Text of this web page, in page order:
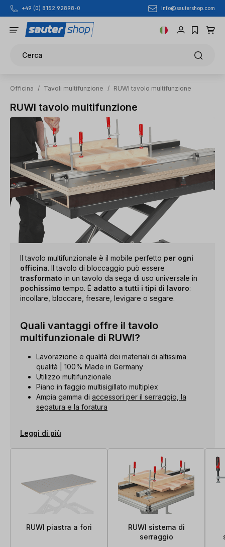
Passa al contenuto principale
+49 (0) 8152 92898-0 info@sautershop.com
Cerca
Officina / Tavoli multifunzione / RUWI tavolo multifunzione
RUWI tavolo multifunzione
Il tavolo multifunzionale è il mobile perfetto per ogni
officina. Il tavolo di bloccaggio può essere
trasformato in un tavolo da sega di uso universale in
pochissimo tempo. È adatto a tutti i tipi di lavoro:
incollare, bloccare, fresare, levigare o segare.
Quali vantaggi offre il tavolo
multifunzionale di RUWI?
Lavorazione e qualità dei materiali di altissima
qualità | 100% Made in Germany
Utilizzo multifunzionale
Piano in faggio multisigillato multiplex
Ampia gamma di accessori per il serraggio, la
segatura e la foratura
Leggi di più
RUWI piastra a fori
RUWI sistema di
serraggio